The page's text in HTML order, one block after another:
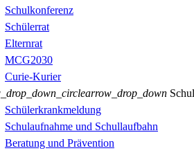
Schulkonferenz
Schülerrat
Elternrat
MCG2030
Curie-Kurier
arrow_drop_down
Schülerkrankmeldung
Schulaufnahme und Schullaufbahn
Beratung und Prävention